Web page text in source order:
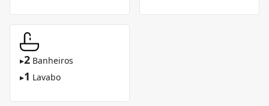
▸2 Banheiros
▸1 Lavabo